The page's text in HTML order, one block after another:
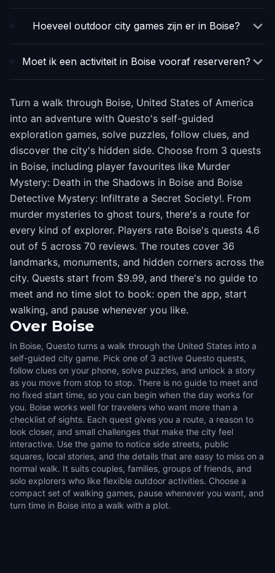
Hoeveel outdoor city games zijn er in Boise?
Moet ik een activiteit in Boise vooraf reserveren?
Turn a walk through Boise, United States of America
into an adventure with Questo's self-guided
exploration games, solve puzzles, follow clues, and
discover the city's hidden side. Choose from 3 quests
in Boise, including player favourites like Murder
Mystery: Death in the Shadows in Boise and Boise
Detective Mystery: Infiltrate a Secret Society!. From
murder mysteries to ghost tours, there's a route for
every kind of explorer. Players rate Boise's quests 4.6
out of 5 across 70 reviews. The routes cover 36
landmarks, monuments, and hidden corners across the
city. Quests start from $9.99, and there's no guide to
meet and no time slot to book: open the app, start
walking, and pause whenever you like.
Over Boise
In Boise, Questo turns a walk through the United States into a
self-guided city game. Pick one of 3 active Questo quests,
follow clues on your phone, solve puzzles, and unlock a story
as you move from stop to stop. There is no guide to meet and
no fixed start time, so you can begin when the day works for
you. Boise works well for travelers who want more than a
checklist of sights. Each quest gives you a route, a reason to
look closer, and small challenges that make the city feel
interactive. Use the game to notice side streets, public
squares, local stories, and the details that are easy to miss on a
normal walk. It suits couples, families, groups of friends, and
solo explorers who like flexible outdoor activities. Choose a
compact set of walking games, pause whenever you want, and
turn time in Boise into a walk with a plot.